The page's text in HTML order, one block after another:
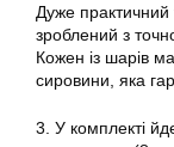
Дуже практичний
зроблений з
Кожен із шарів
сировини, яка
3. У комплекті